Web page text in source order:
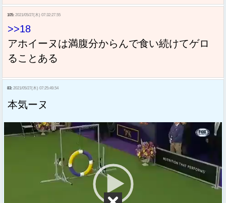
105: 2021/05/27(木) 07:32:27.55
>>18
アホイーヌは満腹分からんで食い続けてゲロ
ることある
83: 2021/05/27(木) 07:25:49.54
本気ーヌ